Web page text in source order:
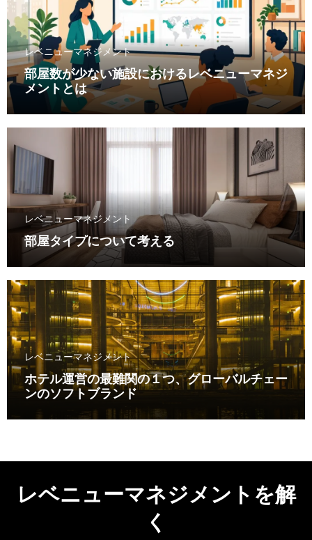
レベニューマネジメント
部屋数が少ない施設におけるレベニューマネジ
メントとは
レベニューマネジメント
部屋タイプについて考える
レベニューマネジメント
ホテル運営の最難関の１つ、グローバルチェー
ンのソフトブランド
レベニューマネジメントを解
く